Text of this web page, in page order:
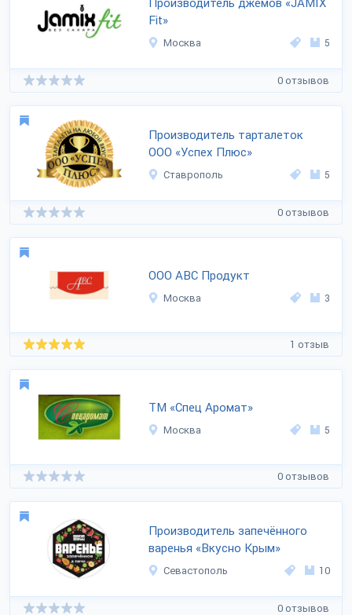
Производитель джемов «JAMIX
Fit»
Москва 5
0 отзывов
Производитель тарталеток
ООО «Успех Плюс»
Ставрополь 5
0 отзывов
ООО АВС Продукт
Москва 3
1 отзыв
ТМ «Спец Аромат»
Москва 5
0 отзывов
Производитель запечённого
варенья «Вкусно Крым»
Севастополь 10
0 отзывов